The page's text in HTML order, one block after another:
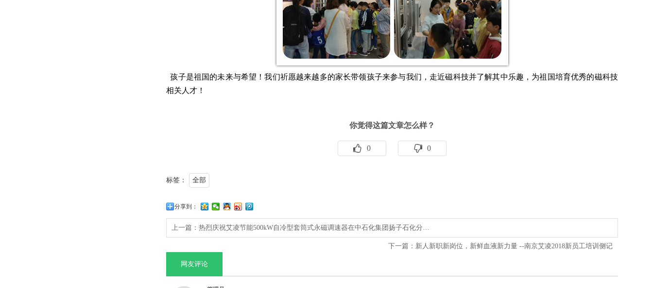
孩子是祖国的未来与希望！我们祈愿越来越多的家长带领孩子来参与我们，走近磁科技并了解其中乐趣，为祖国培育优秀的磁科技
相关人才！
你觉得这篇文章怎么样？
0 0
标签： 全部
分享到：
上一篇： 热烈庆祝艾凌节能500kW自冷型套筒式永磁调速器在中石化集团扬子石化分…
下一篇： 新人新职新岗位，新鲜血液新力量 --南京艾凌2018新员工培训侧记
网友评论